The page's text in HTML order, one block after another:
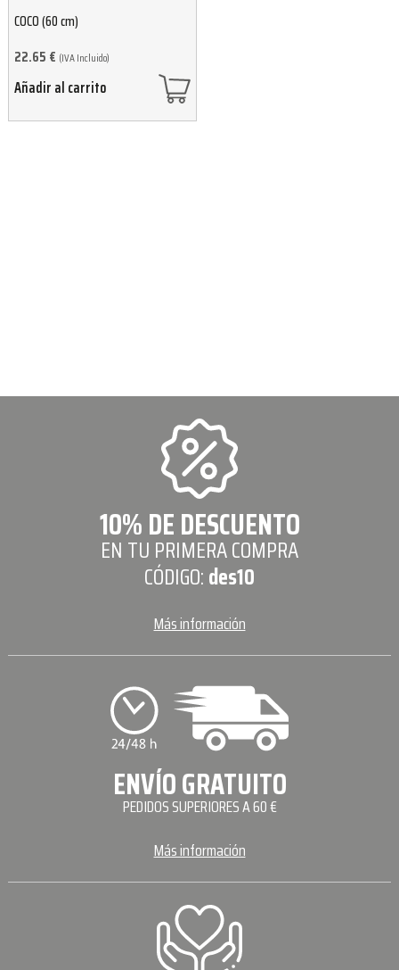
COCO (60 cm)
22.65 € (IVA Incluido)
Añadir al carrito
10% DE DESCUENTO
EN TU PRIMERA COMPRA
CÓDIGO:des10
Más información
ENVÍO GRATUITO
PEDIDOS SUPERIORES A 60 €
Más información